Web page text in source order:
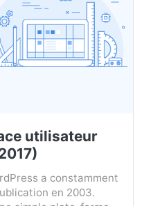
utilisateur
a constamment
en 2003.